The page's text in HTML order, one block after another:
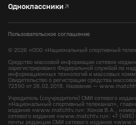
Одноклассники↗
Пользовательское соглашение
© 2026 «ООО «Национальный спортивный
Средство массовой информации сетевое
зарегистрировано Федеральной службой по
информационных технологий и массовых
Свидетельство о регистрации средства
72390 от 28.02.2018. Название —
Учредитель (соучредители) СМИ сетевого
«Национальный спортивный телеканал»,
издания «www.matchtv.ru»: Конов В.А.,
сетевого издания «www.matchtv.ru»: +7 (495)
почты редакции СМИ сетевого издания